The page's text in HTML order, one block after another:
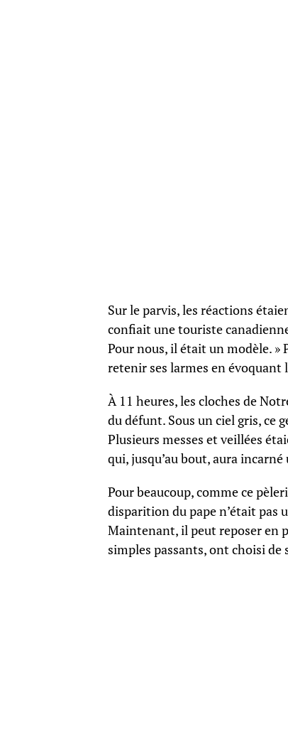
Sur le parvis, les réactions
confiait une touriste
Pour nous, il était un modèle. »
retenir ses larmes en évoquant
À 11 heures, les cloches de
du défunt. Sous un ciel gris, ce
Plusieurs messes et veillées
qui, jusqu’au bout, aura
Pour beaucoup, comme ce
disparition du pape n’était pas
Maintenant, il peut reposer en
simples passants, ont choisi